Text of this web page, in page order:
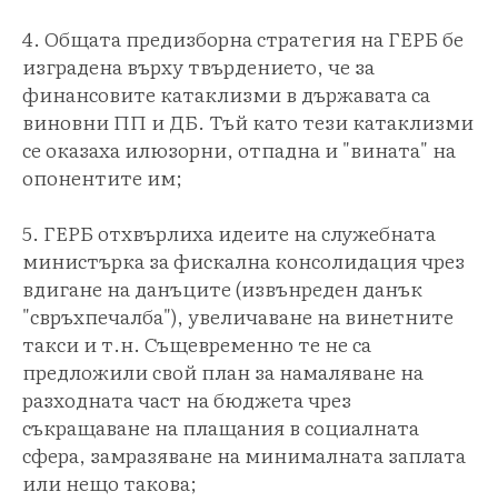
4. Общата предизборна стратегия на ГЕРБ бе
изградена върху твърдението, че за
финансовите катаклизми в държавата са
виновни ПП и ДБ. Тъй като тези катаклизми
се оказаха илюзорни, отпадна и "вината" на
опонентите им;
5. ГЕРБ отхвърлиха идеите на служебната
министърка за фискална консолидация чрез
вдигане на данъците (извънреден данък
"свръхпечалба"), увеличаване на винетните
такси и т.н. Същевременно те не са
предложили свой план за намаляване на
разходната част на бюджета чрез
съкращаване на плащания в социалната
сфера, замразяване на минималната заплата
или нещо такова;